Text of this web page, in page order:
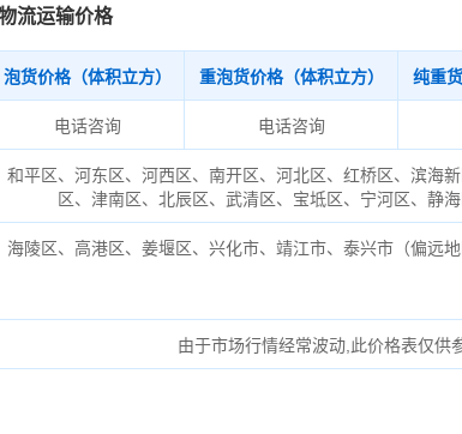
流运输价格
泡货价格（体积立方） 重泡货价格（体积立方） 纯重
电话咨询 电话咨询
和平区、河东区、河西区、南开区、河北区、红桥区、滨海
区、津南区、北辰区、武清区、宝坻区、宁河区、静
海陵区、高港区、姜堰区、兴化市、靖江市、泰兴市（偏远地
由于市场行情经常波动,此价格表仅供